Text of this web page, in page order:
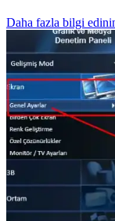
Daha fazla bilgi